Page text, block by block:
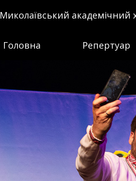
Миколаївський
Головна Репертуар